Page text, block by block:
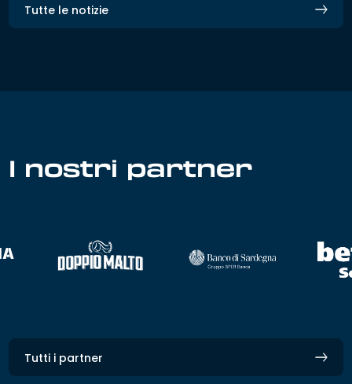
Tutte le notizie
I nostri partner
Tutti i partner